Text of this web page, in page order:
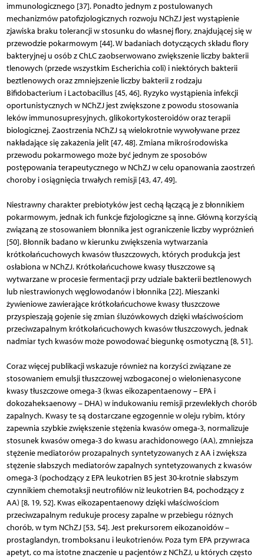
immunologicznego [37]. Ponadto jednym z postulowanych
mechanizmów patofizjologicznych rozwoju NChZJ jest wystąpienie
zjawiska braku tolerancji w stosunku do własnej flory, znajdującej się w
przewodzie pokarmowym [44]. W badaniach dotyczących składu flory
bakteryjnej u osób z ChLC zaobserwowano zwiększenie liczby bakterii
tlenowych (przede wszystkim Escherichia coli) i niektórych bakterii
beztlenowych oraz zmniejszenie liczby bakterii z rodzaju
Bifidobacterium i Lactobacillus [45, 46]. Ryzyko wystąpienia infekcji
oportu­nistycznych w NChZJ jest zwiększone z powodu stosowania
leków immunosupresyjnych, glikokortykosteroidów oraz terapii
biologicznej. Zaostrzenia NChZJ są wielokrotnie wywoływane przez
nakładające się zakażenia jelit [47, 48]. Zmiana mikrośrodowiska
przewodu pokarmowego może być jednym ze sposobów
postępowania terapeutycznego w NChZJ w celu opanowania zaostrzeń
choroby i osiągnięcia trwałych remisji [43, 47, 49].
Niestrawny charakter prebiotyków jest cechą łączącą je z błonnikiem
pokarmowym, jednak ich funkcje fizjologiczne są inne. Główną korzyścią
związaną ze stosowaniem błonnika jest ograniczenie liczby wypróżnień
[50]. Błonnik badano w kierunku zwiększenia wytwarzania
krótkołańcuchowych kwasów tłuszczowych, których produkcja jest
osłabiona w NChZJ. Krótkołańcuchowe kwasy tłuszczowe są
wytwarzane w procesie fermentacji przy udziale bakterii beztlenowych
lub niestrawionych węglowodanów i błonnika [22]. Mieszanki
żywieniowe zawierające krótkołańcuchowe kwasy tłuszczowe
przyspieszają gojenie się zmian śluzówkowych dzięki właściwościom
przeciwzapalnym krótkołańcuchowych kwasów tłuszczowych, jednak
nadmiar tych kwasów może powodować biegunkę osmotyczną [8, 51].
Coraz więcej publikacji wskazuje również na korzyści związane ze
stosowaniem emulsji tłuszczowej wzbogaconej o wielonienasycone
kwasy tłuszczowe omega-3 (kwas eikozapentaenowy – EPA i
dokozaheksaenowy – DHA) w indukowaniu remisji przewlekłych chorób
zapalnych. Kwasy te są dostarczane egzogennie w oleju rybim, który
zapewnia szybkie zwiększenie stężenia kwasów omega-3, normalizuje
stosunek kwasów omega-3 do kwasu arachidonowego (AA), zmniejsza
stężenie mediatorów prozapalnych syntetyzowanych z AA i zwiększa
stężenie słabszych mediatorów zapalnych syntetyzowanych z kwasów
omega-3 (pochodzący z EPA leukotrien B5 jest 30-krotnie słabszym
czynnikiem chemotaksji neutrofilów niż leukotrien B4, pochodzący z
AA) [8, 19, 52]. Kwas eikozapentaenowy dzięki właściwoś­ciom
przeciwzapalnym redukuje procesy zapalne w przebiegu różnych
chorób, w tym NChZJ [53, 54]. Jest prekursorem eikozanoidów –
prostaglandyn, trombo­ksanu i leukotrienów. Poza tym EPA przywraca
apetyt, co ma istotne znaczenie u pacjentów z NChZJ, u których często